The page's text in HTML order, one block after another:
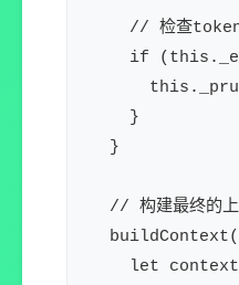
// 检查
if
    }
  }
// 构建最终的
let